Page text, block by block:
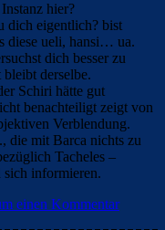
hier?
dich eigentlich? bist
diese ueli, hansi… ua.
dich besser zu
derselbe.
Schiri hätte gut
benachteiligt zeigt von
Verblendung.
die mit Barca nichts zu
Tacheles –
sich informieren.
einen Kommentar